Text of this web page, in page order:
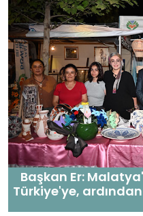
Başkan Er:
Türkiye'ye,